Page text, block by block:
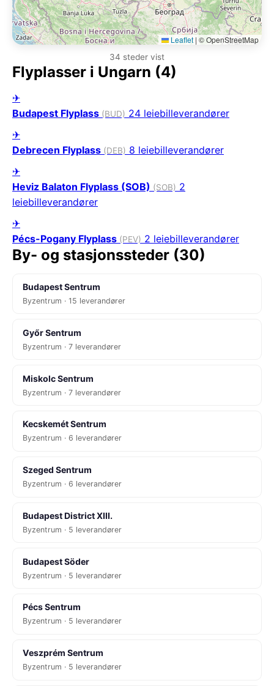
Leaflet | © OpenStreetMap
34 steder vist
Flyplasser i Ungarn (4)
✈
Budapest Flyplass (BUD) 24 leiebilleverandører
✈
Debrecen Flyplass (DEB) 8 leiebilleverandører
✈
Heviz Balaton Flyplass (SOB) (SOB) 2
leiebilleverandører
✈
Pécs-Pogany Flyplass (PEV) 2 leiebilleverandører
By- og stasjonssteder (30)
Budapest Sentrum
Byzentrum · 15 leverandører
Győr Sentrum
Byzentrum · 7 leverandører
Miskolc Sentrum
Byzentrum · 7 leverandører
Kecskemét Sentrum
Byzentrum · 6 leverandører
Szeged Sentrum
Byzentrum · 6 leverandører
Budapest District XIII.
Byzentrum · 5 leverandører
Budapest Söder
Byzentrum · 5 leverandører
Pécs Sentrum
Byzentrum · 5 leverandører
Veszprém Sentrum
Byzentrum · 5 leverandører